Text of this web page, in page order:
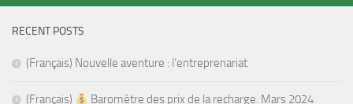
RECENT POSTS
(Français) Nouvelle aventure : l’entreprenariat
(Français) Baromètre des prix de la recharge. Mars 2024